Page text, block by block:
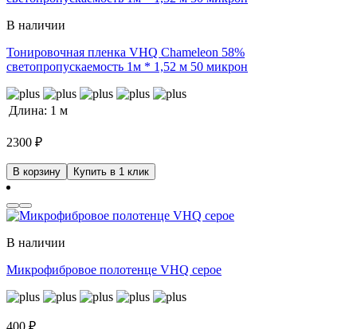
В наличии
Тонировочная пленка VHQ Chameleon 58%
светопропускаемость 1м * 1,52 м 50 микрон
Длина: 1 м
2300 ₽
В корзину Купить в 1 клик
В наличии
Микрофибровое полотенце VHQ серое
400 ₽